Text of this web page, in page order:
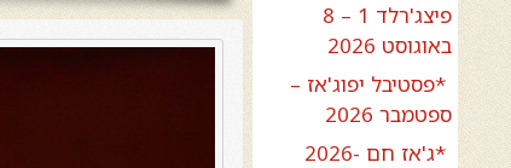
פיצג'רלד 1 – 8
באוגוסט 2026
*פסטיבל יפוג'אז –
ספטמבר 2026
*ג'אז חם 2026-